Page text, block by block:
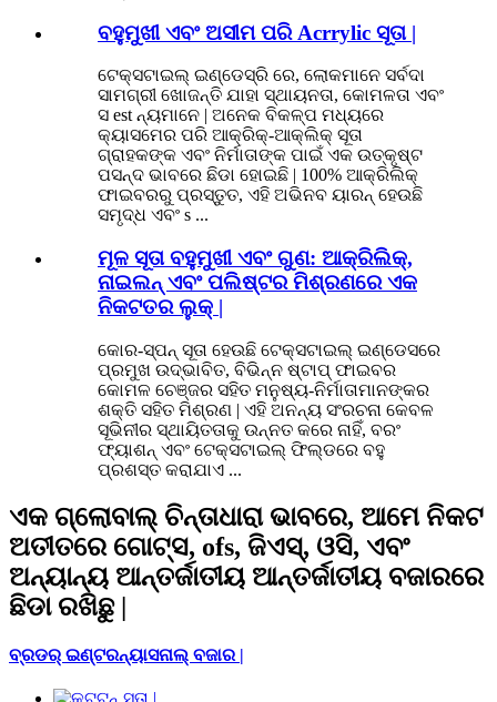
ବହୁମୁଖୀ ଏବଂ ଅସୀମ ପରି Acrrylic ସୂତା |
ଟେକ୍ସଟାଇଲ୍ ଇଣ୍ଡେସ୍ରି ରେ, ଲୋକମାନେ ସର୍ବଦା
ସାମଗ୍ରୀ ଖୋଜନ୍ତି ଯାହା ସ୍ଥାୟନତା, କୋମଳତା ଏବଂ
ସ est ନ୍ୟମାନେ | ଅନେକ ବିକଳ୍ପ ମଧ୍ୟରେ
କ୍ୟାସମେର ପରି ଆକ୍ରିକ୍-ଆକ୍ଲିକ୍ ସୂତା
ଗ୍ରାହକଙ୍କ ଏବଂ ନିର୍ମାତାଙ୍କ ପାଇଁ ଏକ ଉତ୍କୃଷ୍ଟ
ପସନ୍ଦ ଭାବରେ ଛିଡା ହୋଇଛି | 100% ଆକ୍ରିଲିକ୍
ଫାଇବରରୁ ପ୍ରସ୍ତୁତ, ଏହି ଅଭିନବ ୟାରନ୍ ହେଉଛି
ସମୃଦ୍ଧ ଏବଂ s ...
ମୂଳ ସୂତା ବହୁମୁଖୀ ଏବଂ ଗୁଣ: ଆକ୍ରିଲିକ୍,
ନାଇଲନ୍ ଏବଂ ପଲିଷ୍ଟର ମିଶ୍ରଣରେ ଏକ
ନିକଟତର ଲୁକ୍ |
କୋର-ସ୍ପନ୍ ସୂତା ହେଉଛି ଟେକ୍ସଟାଇଲ୍ ଇଣ୍ଡେସରେ
ପ୍ରମୁଖ ଉଦ୍ଭାବିତ, ବିଭିନ୍ନ ଷ୍ଟାପ୍ ଫାଇବର
କୋମଳ ଚେଞ୍ଜର ସହିତ ମନୁଷ୍ୟ-ନିର୍ମାତାମାନଙ୍କର
ଶକ୍ତି ସହିତ ମିଶ୍ରଣ | ଏହି ଅନନ୍ୟ ସଂରଚନା କେବଳ
ସୂଭିନୀର ସ୍ଥାୟିତତାକୁ ଉନ୍ନତ କରେ ନାହିଁ, ବରଂ
ଫ୍ୟାଶନ୍ ଏବଂ ଟେକ୍ସଟାଇଲ୍ ଫିଲ୍ଡରେ ବହୁ
ପ୍ରଶସ୍ତ କରାଯାଏ ...
ଏକ ଗ୍ଲୋବାଲ୍ ଚିନ୍ତାଧାରା ଭାବରେ, ଆମେ ନିକଟ
ଅତୀତରେ ଗୋଟ୍ସ, ofs, ଜିଏସ୍, ଓସି, ଏବଂ
ଅନ୍ୟାନ୍ୟ ଆନ୍ତର୍ଜାତୀୟ ଆନ୍ତର୍ଜାତୀୟ ବଜାରରେ
ଛିଡା ରଖିଛୁ |
ବ୍ରଡର୍ ଇଣ୍ଟରନ୍ୟାସନାଲ୍ ବଜାର |